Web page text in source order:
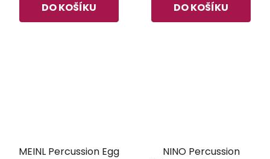
DO KOŠÍKU DO KOŠÍKU
MEINL Percussion Egg
NINO Percussion